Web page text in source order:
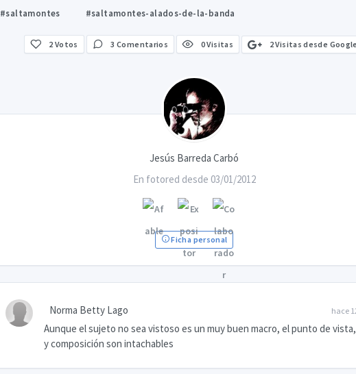
#saltamontes #saltamontes-alados-de-la-banda
2 Votos 3 Comentarios 0 Visitas 2 Visitas desde
Jesús Barreda Carbó
En fotored desde 03/01/2012
Ficha personal
hace
Norma Betty Lago
Aunque el sujeto no sea vistoso es un muy buen macro, el punto de
y composición son intachables